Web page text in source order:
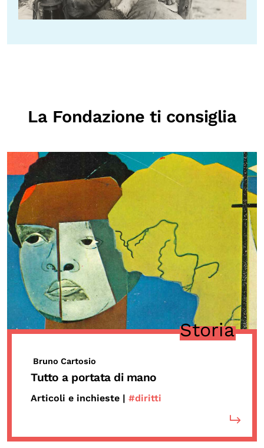
La Fondazione ti consiglia
Storia
Bruno Cartosio
Tutto a portata di mano
Articoli e inchieste | #diritti